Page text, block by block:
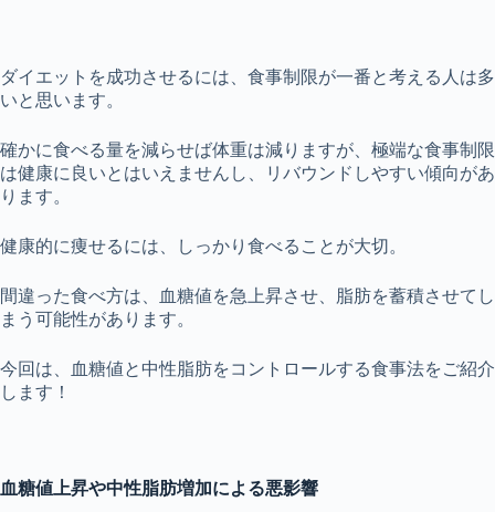
ダイエットを成功させるには、食事制限が一番と考える人は多
いと思います。
確かに食べる量を減らせば体重は減りますが、極端な食事制限
は健康に良いとはいえませんし、リバウンドしやすい傾向があ
ります。
健康的に痩せるには、しっかり食べることが大切。
間違った食べ方は、血糖値を急上昇させ、脂肪を蓄積させてし
まう可能性があります。
今回は、血糖値と中性脂肪をコントロールする食事法をご紹介
します！
血糖値上昇や中性脂肪増加による悪影響